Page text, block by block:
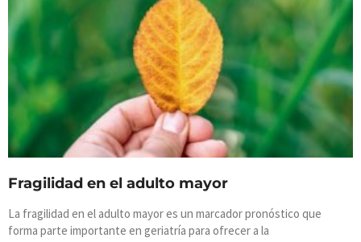
Fragilidad en el adulto mayor
La fragilidad en el adulto mayor es un marcador pronóstico que
forma parte importante en geriatría para ofrecer a la